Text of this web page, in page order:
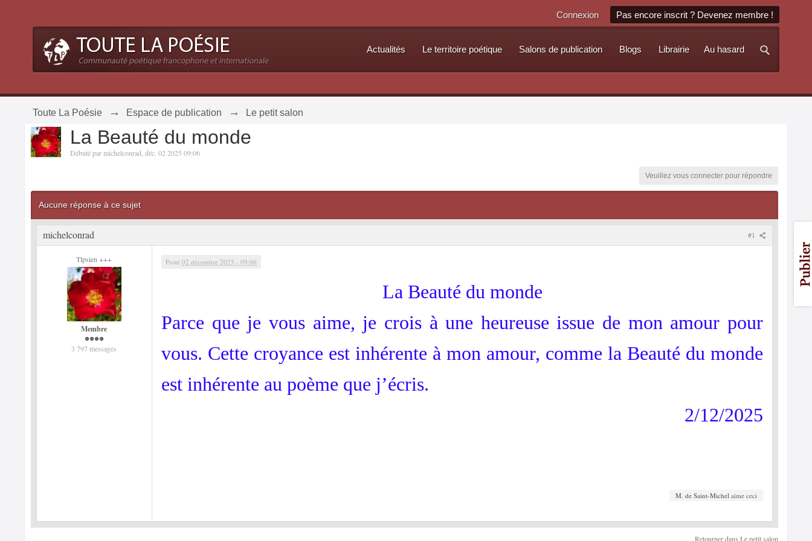
Connexion Pas encore inscrit ? Devenez membre !
Au hasard
Actualités Le territoire poétique Salons de publication Blogs Librairie
Toute La Poésie → Espace de publication → Le petit salon
La Beauté du monde
Débuté par michelconrad ,déc. 02 2025 09:06
Veuillez vous connecter pour répondre
Aucune réponse à ce sujet
#1
michelconrad
Tlpsien +++
Membre
3 797 messages
Posté02 décembre 2025 - 09:06
La Beauté du monde
Parce que je vous aime, je crois à une heureuse issue de mon amour pour
vous. Cette croyance est inhérente à mon amour, comme la Beauté du monde
est inhérente au poème que j’écris.
2/12/2025
M. de Saint-Michelaime ceci
Retourner dans Le petit salon